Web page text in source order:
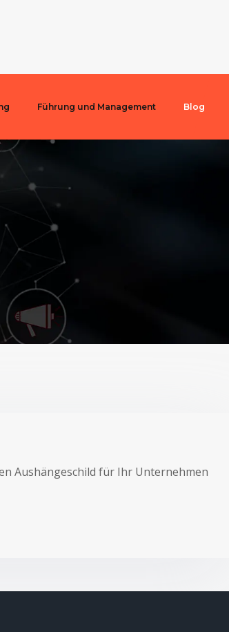
Führung und Management Blog
Aushängeschild für Ihr Unternehmen